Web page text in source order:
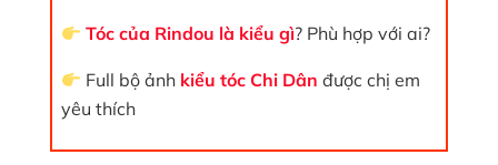
Tóc của Rindou là kiểu gì? Phù hợp với ai?
Full bộ ảnh kiểu tóc Chi Dân được chị em
yêu thích